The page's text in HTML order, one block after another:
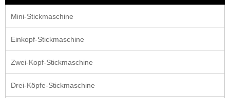
Mini-Stickmaschine
Einkopf-Stickmaschine
Zwei-Kopf-Stickmaschine
Drei-Köpfe-Stickmaschine